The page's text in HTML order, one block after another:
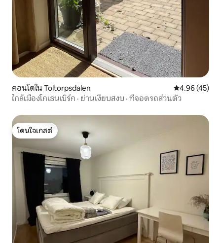
คอนโดใน Toltorpsdalen คะแนนเฉลี่ย
4.96 (45)
ใกล้เมืองโกเธนเบิร์ก · ย่านเงียบสงบ · ที่จอดรถส่วนตัว
โดนใจเกสต์
โดนใจเกสต์